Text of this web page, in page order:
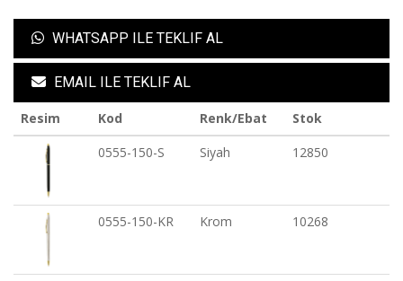
WHATSAPP ILE TEKLIF AL
EMAIL ILE TEKLIF AL
Resim Kod Renk/Ebat
Stok
0555-150-S
Siyah 12850
0555-150-KR Krom 10268